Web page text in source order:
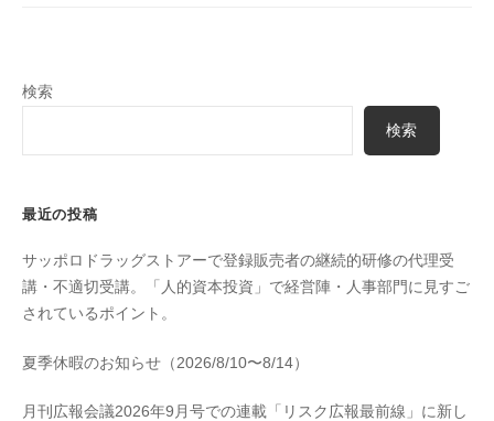
検索
検索
最近の投稿
サッポロドラッグストアーで登録販売者の継続的研修の代理受
講・不適切受講。「人的資本投資」で経営陣・人事部門に見すご
されているポイント。
夏季休暇のお知らせ（2026/8/10〜8/14）
月刊広報会議2026年9月号での連載「リスク広報最前線」に新し